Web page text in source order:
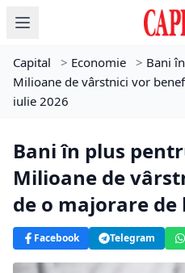
Capital > Economie > Bani
Milioane de vârstnici vor
iulie 2026
Bani în plus
Milioane de
de o majorare de
Facebook Telegram